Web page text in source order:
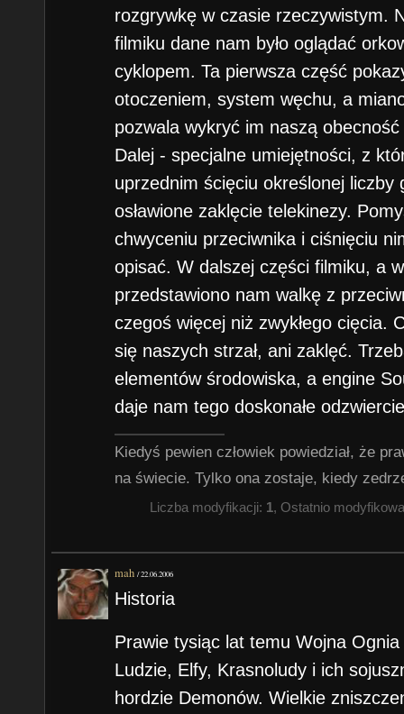
rozgrywkę w czasie rzeczywistym.
filmiku dane nam było oglądać
cyklopem. Ta pierwsza część
otoczeniem, system węchu, a
pozwala wykryć im naszą
Dalej - specjalne umiejętności, z
uprzednim ścięciu określonej liczby
osławione zaklęcie telekinezy.
chwyceniu przeciwnika i ciśnięciu
opisać. W dalszej części filmiku, a
przedstawiono nam walkę z
czegoś więcej niż zwykłego cięcia.
się naszych strzał, ani zaklęć.
elementów środowiska, a engine
daje nam tego doskonałe
Kiedyś pewien człowiek powiedział, że
na świecie. Tylko ona zostaje, kiedy
Liczba modyfikacji: 1, Ostatnio
mah /22.06.2006
Historia
Prawie tysiąc lat temu Wojna
Ludzie, Elfy, Krasnoludy i ich
hordzie Demonów. Wielkie